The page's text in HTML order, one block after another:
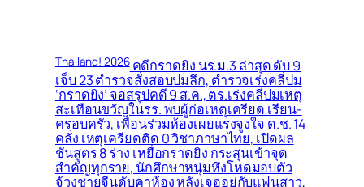
Thailand! 2026คดีกราดยิง นร.ม.3 ล่าสุด ดับ 9
เจ็บ 23 ตำรวจสั่งสอบปมลึก, ตำรวจเร่งคลี่ปม
‘กราดยิง’ จอสรุปคดี 9 ส.ค., ตร.เร่งคลี่ปมเหตุ
สะเทือนขวัญในรร. พบผู้ก่อเหตุเครียด เรียน-
ครอบครัว, เพื่อนร่วมห้องเผยแรงจูงใจ ด.ช. 14
คลั่ง เหตุเครียดติด 0 วิชาภาษาไทย, เปิดผล
ชันสูตร 8 ร่าง เหยื่อกราดยิง กระสุนเข้าจุด
สำคัญทุกราย, นักศึกษาหนุ่มหึงโหดมอบตัว
จ้วงชายจีนดับคาห้อง หลังเจออยู่กับแฟนสาว,